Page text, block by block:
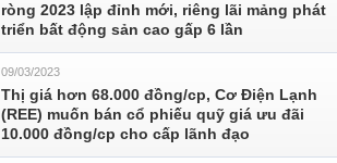
ròng 2023 lập đỉnh mới, riêng lãi mảng phát
triển bất động sản cao gấp 6 lần
09/03/2023
Thị giá hơn 68.000 đồng/cp, Cơ Điện Lạnh
(REE) muốn bán cổ phiếu quỹ giá ưu đãi
10.000 đồng/cp cho cấp lãnh đạo